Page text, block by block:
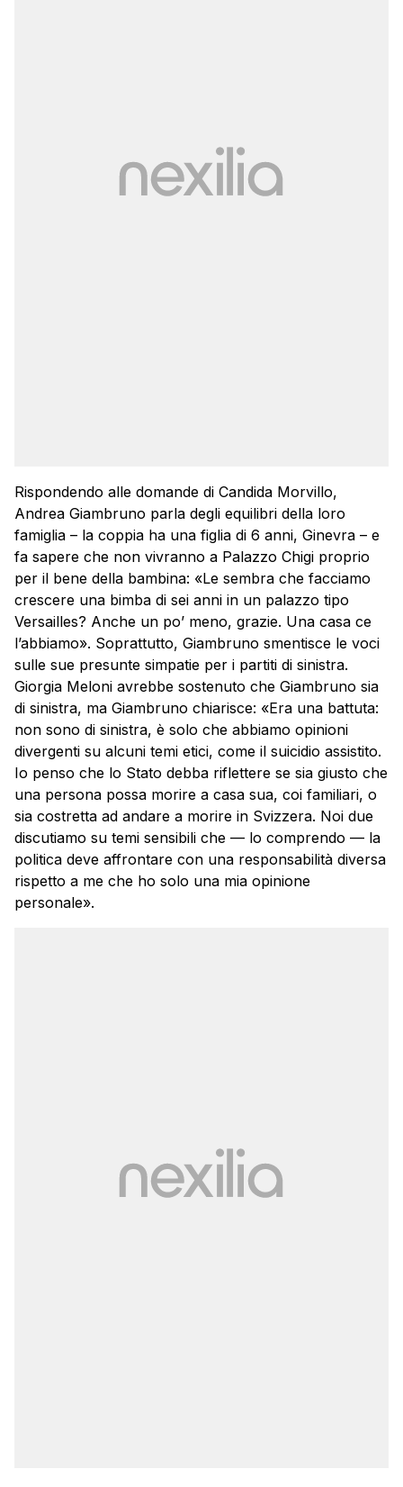
Rispondendo alle domande di Candida Morvillo,
Andrea Giambruno parla degli equilibri della loro
famiglia – la coppia ha una figlia di 6 anni, Ginevra – e
fa sapere che non vivranno a Palazzo Chigi proprio
per il bene della bambina: «Le sembra che facciamo
crescere una bimba di sei anni in un palazzo tipo
Versailles? Anche un po’ meno, grazie. Una casa ce
l’abbiamo». Soprattutto, Giambruno smentisce le voci
sulle sue presunte simpatie per i partiti di sinistra.
Giorgia Meloni avrebbe sostenuto che Giambruno sia
di sinistra, ma Giambruno chiarisce: «Era una battuta:
non sono di sinistra, è solo che abbiamo opinioni
divergenti su alcuni temi etici, come il suicidio assistito.
Io penso che lo Stato debba riflettere se sia giusto che
una persona possa morire a casa sua, coi familiari, o
sia costretta ad andare a morire in Svizzera. Noi due
discutiamo su temi sensibili che — lo comprendo — la
politica deve affrontare con una responsabilità diversa
rispetto a me che ho solo una mia opinione
personale».